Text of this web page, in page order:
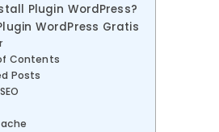
Plugin WordPress?
WordPress Gratis
Contents
Posts